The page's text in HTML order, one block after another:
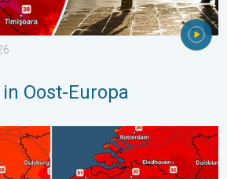
Oost-Europa
warmte. Weekendweer. . . donderdag